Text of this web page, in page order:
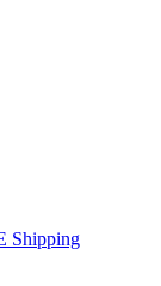
Shipping